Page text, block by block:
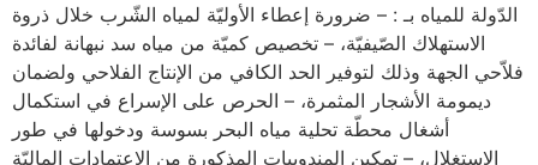
الدّولة للمياه بـ : – ضرورة إعطاء الأوليّة لمياه الشّرب خلال ذروة
الاستهلاك الصّيفيّة، – تخصيص كميّة من مياه سد نبهانة لفائدة
فلاّحي الجهة وذلك لتوفير الحد الكافي من الإنتاج الفلاحي ولضمان
ديمومة الأشجار المثمرة، – الحرص على الإسراع في استكمال
أشغال محطّة تحلية مياه البحر بسوسة ودخولها في طور
الاستغلال، – تمكين المندوبيات المذكورة من الاعتمادات الماليّة